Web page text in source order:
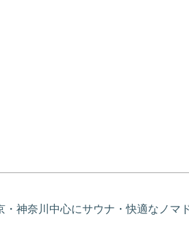
神奈川中心にサウナ・快適なノマ